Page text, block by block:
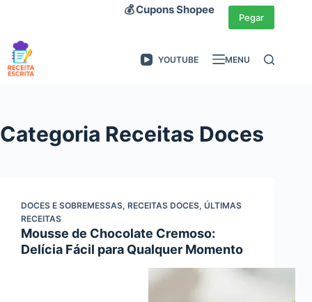
conteúdo
💰 Cupons Shopee
Pegar
YOUTUBE MENU
Categoria Receitas Doces
DOCES E SOBREMESSAS, RECEITAS DOCES, ÚLTIMAS
RECEITAS
Mousse de Chocolate Cremoso:
Delícia Fácil para Qualquer Momento